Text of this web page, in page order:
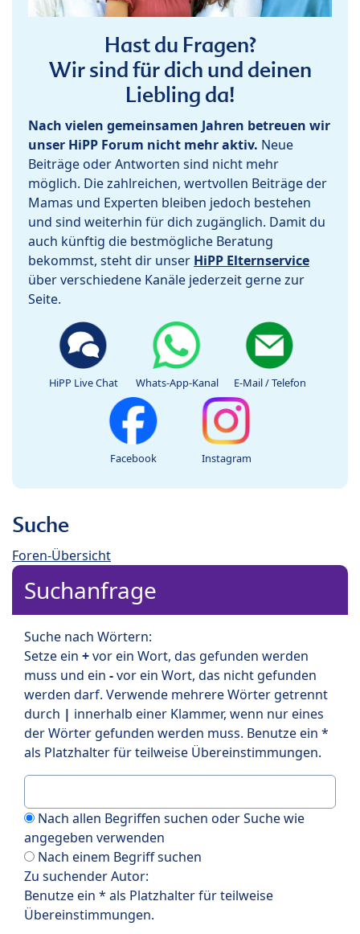
Hast du Fragen?
Wir sind für dich und deinen
Liebling da!
Nach vielen gemeinsamen Jahren betreuen wir
unser HiPP Forum nicht mehr aktiv. Neue
Beiträge oder Antworten sind nicht mehr
möglich. Die zahlreichen, wertvollen Beiträge der
Mamas und Experten bleiben jedoch bestehen
und sind weiterhin für dich zugänglich. Damit du
auch künftig die bestmögliche Beratung
bekommst, steht dir unser HiPP Elternservice
über verschiedene Kanäle jederzeit gerne zur
Seite.
HiPP Live Chat Whats-App-Kanal E-Mail / Telefon
Facebook Instagram
Suche
Foren-Übersicht
Suchanfrage
Suche nach Wörtern:
Setze ein +vor ein Wort, das gefunden werden
muss und ein -vor ein Wort, das nicht gefunden
werden darf. Verwende mehrere Wörter getrennt
durch | innerhalb einer Klammer, wenn nur eines
der Wörter gefunden werden muss. Benutze ein *
als Platzhalter für teilweise Übereinstimmungen.
Nach allen Begriffen suchen oder Suche wie
angegeben verwenden
Nach einem Begriff suchen
Zu suchender Autor:
Benutze ein * als Platzhalter für teilweise
Übereinstimmungen.